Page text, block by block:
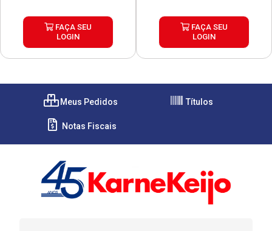
FAÇA SEU
LOGIN
FAÇA SEU
LOGIN
Meus Pedidos Títulos
Notas Fiscais